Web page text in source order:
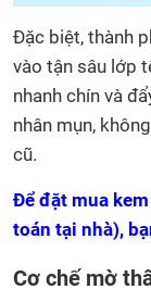
Đặc biệt, thành
vào tận sâu lớp
nhanh chín và
nhân mụn,
cũ.
Để đặt mua
toán tại nhà),
Cơ chế mờ